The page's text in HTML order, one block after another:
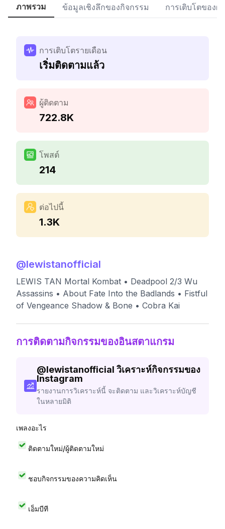
ภาพรวม ข้อมูลเชิงลึกของกิจกรรม การเติบโตของผู้
การเติบโตรายเดือน
เริ่มติดตามแล้ว
ผู้ติดตาม
722.8K
โพสต์
214
ต่อไปนี้
1.3K
@lewistanofficial
LEWIS TAN Mortal Kombat • Deadpool 2/3 Wu
Assassins • About Fate Into the Badlands • Fistful
of Vengeance Shadow & Bone • Cobra Kai
การติดตามกิจกรรมของอินสตาแกรม
@lewistanofficial วิเคราะห์กิจกรรมของ
Instagram
รายงานการวิเคราะห์นี้ จะติดตาม และวิเคราะห์บัญชี
ในหลายมิติ
เพลงอะไร
ติดตามใหม่/ผู้ติดตามใหม่
ชอบกิจกรรมของความคิดเห็น
เอ็มบีที